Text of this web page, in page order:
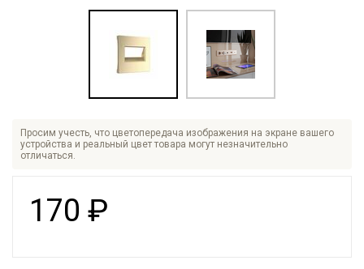
Просим учесть, что цветопередача изображения на экране вашего
устройства и реальный цвет товара могут незначительно
отличаться.
170 ₽